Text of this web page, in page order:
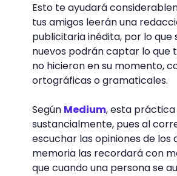
Esto te ayudará
tus amigos leerán una
publicitaria inédita, por lo que
nuevos podrán captar lo que
no hicieron en su momento,
ortográficas o gramaticales.
Según Medium, esta práctica
sustancialmente, pues al
escuchar las opiniones de los
memoria las recordará con
que cuando una persona se